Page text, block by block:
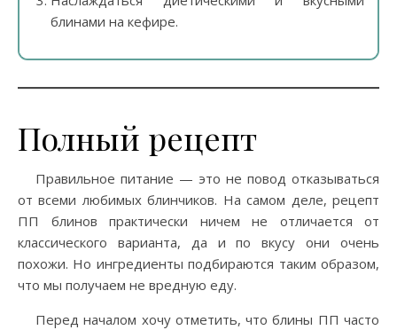
блинами на кефире.
Полный рецепт
Правильное питание — это не повод отказываться
от всеми любимых блинчиков. На самом деле, рецепт
ПП блинов практически ничем не отличается от
классического варианта, да и по вкусу они очень
похожи. Но ингредиенты подбираются таким образом,
что мы получаем не вредную еду.
Перед началом хочу отметить, что блины ПП часто